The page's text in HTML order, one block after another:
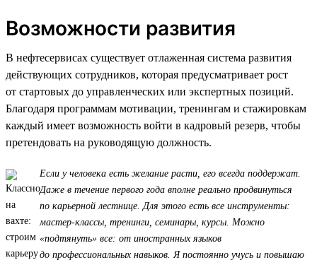
Возможности развития
В нефтесервисах существует отлаженная система развития
действующих сотрудников, которая предусматривает рост
от стартовых до управленческих или экспертных позиций.
Благодаря программам мотивации, тренингам и стажировкам
каждый имеет возможность войти в кадровый резерв, чтобы
претендовать на руководящую должность.
Если у человека есть желание расти, его всегда поддержат.
Даже в течение первого года вполне реально продвинуться
по карьерной лестнице. Для этого есть все инструменты:
мастер-классы, тренинги, семинары, курсы. Можно
«подтянуть» все: от иностранных языков
до профессиональных навыков. Я постоянно учусь и повышаю